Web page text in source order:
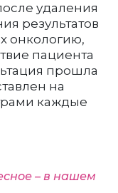
удаления
результатов
онкологию,
пациента
прошла
на
каждые
– в нашем